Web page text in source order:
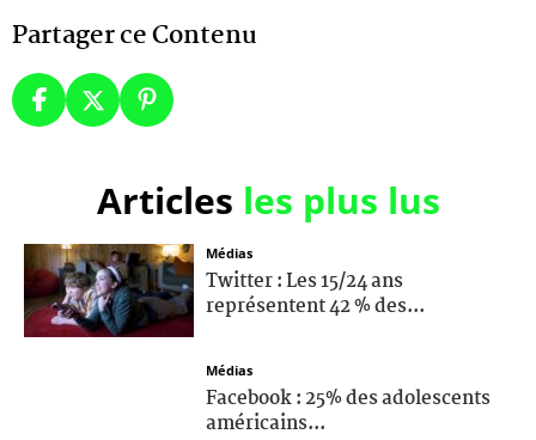
Partager ce Contenu
Articles les plus lus
Médias
Twitter : Les 15/24 ans
représentent 42 % des...
Médias
Facebook : 25% des adolescents
américains...